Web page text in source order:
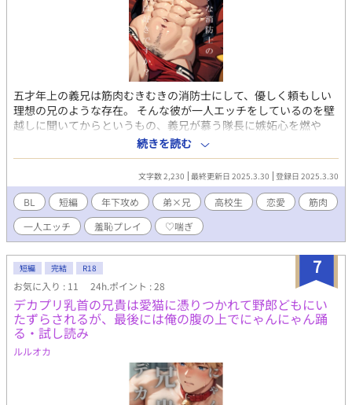
五才年上の義兄は筋肉むきむきの消防士にして、優しく頼もしい
理想の兄のような存在。 そんな彼が一人エッチをしているのを壁
越しに聞いてからというもの、義兄が慕う隊長に嫉妬心を燃や
し、とうとう耐えきれずに学校のトイレで・・。 現代もののガチ
ムチ受けBL小説です。助平な筋肉だらけのR18。 嫉妬して我を失
う義理の弟×男が抱かれたい男ナンバーワンの義理の兄。 プラス
おまけの小説「エッチな消防士の部下は好きですか？」。 義兄の
上司、既婚者の隊長が部下の新人消防士をセクハラ全開に辱める
話です。 こちらは試し読みになります。 各サイトで電子書籍を販
売中。 詳細を知れるブログのリンクは↓にあります。
続きを読む
文字数 2,230 最終更新日 2025.3.30 登録日 2025.3.30
BL 短編 年下攻め 弟×兄 高校生 恋愛
筋肉
一人エッチ
羞恥プレイ ♡喘ぎ
7
短編 完結 R18
お気に入り : 11 24h.ポイント : 28
デカプリ乳首の兄貴は愛猫に憑りつかれて野郎どもにい
たずらされるが、最後には俺の腹の上でにゃんにゃん踊
る・試し読み
ルルオカ